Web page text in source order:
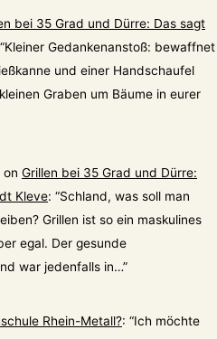
bei 35 Grad und Dürre: Das sagt
Kleiner Gedankenanstoß: bewaffnet
und einer Handschaufel
Graben um Bäume in eurer
on Grillen bei 35 Grad und Dürre:
Kleve: “Schland, was soll man
Grillen ist so ein maskulines
egal. Der gesunde
war jedenfalls in…”
Rhein-Metall?: “Ich möchte